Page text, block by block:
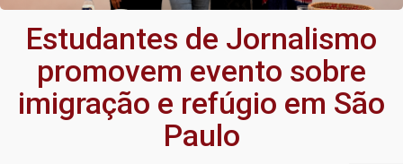
Estudantes de Jornalismo
promovem evento sobre
imigração e refúgio em São
Paulo